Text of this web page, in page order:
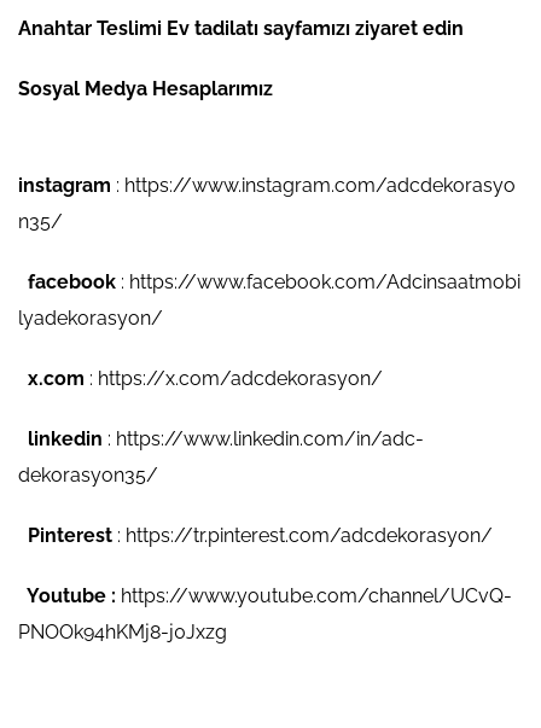
Anahtar Teslimi Ev tadilatı sayfamızı ziyaret edin
Sosyal Medya Hesaplarımız
instagram : https://www.instagram.com/adcdekorasyo
n35/
facebook : https://www.facebook.com/Adcinsaatmobi
lyadekorasyon/
x.com : https://x.com/adcdekorasyon/
linkedin : https://www.linkedin.com/in/adc-
dekorasyon35/
Pinterest : https://tr.pinterest.com/adcdekorasyon/
Youtube : https://www.youtube.com/channel/UCvQ-
PNOOk94hKMj8-j0Jxzg